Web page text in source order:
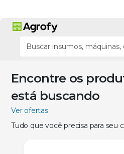
Encontre os
está buscando
Ver ofertas
Tudo que você precisa para seu